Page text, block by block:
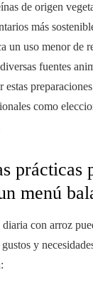
de origen
más
un uso menor de
fuentes
como
prácticas
menú
con arroz
y